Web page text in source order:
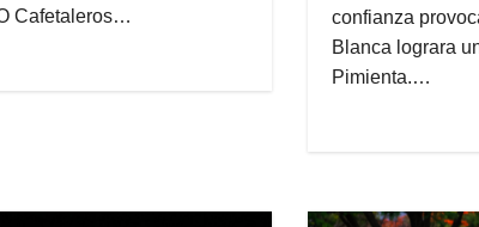
Cafetaleros…
confianza
Blanca lograra
Pimienta.…